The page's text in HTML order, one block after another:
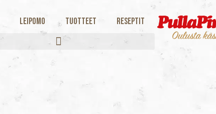
Leipomo Tuotteet Reseptit